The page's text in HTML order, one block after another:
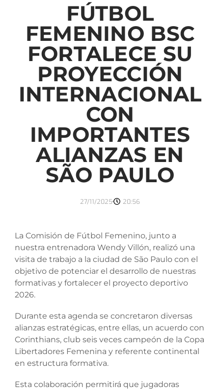
FÚTBOL
FEMENINO BSC
FORTALECE SU
PROYECCIÓN
INTERNACIONAL
CON
IMPORTANTES
ALIANZAS EN
SÃO PAULO
27/11/2025 20:56
La Comisión de Fútbol Femenino, junto a
nuestra entrenadora Wendy Villón, realizó una
visita de trabajo a la ciudad de São Paulo con el
objetivo de potenciar el desarrollo de nuestras
formativas y fortalecer el proyecto deportivo
2026.
Durante esta agenda se concretaron diversas
alianzas estratégicas, entre ellas, un acuerdo con
Corinthians, club seis veces campeón de la Copa
Libertadores Femenina y referente continental
en estructura formativa.
Esta colaboración permitirá que jugadoras